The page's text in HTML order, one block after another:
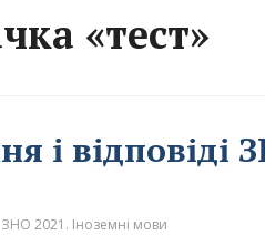
«тест»
і відповіді
ЗНО 2021. Іноземні мови